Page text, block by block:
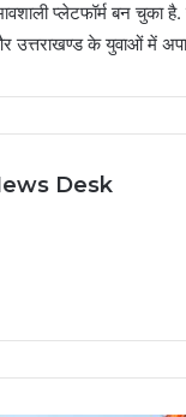
प्लेटफॉर्म बन
उत्तराखण्ड के युवाओं में
Desk